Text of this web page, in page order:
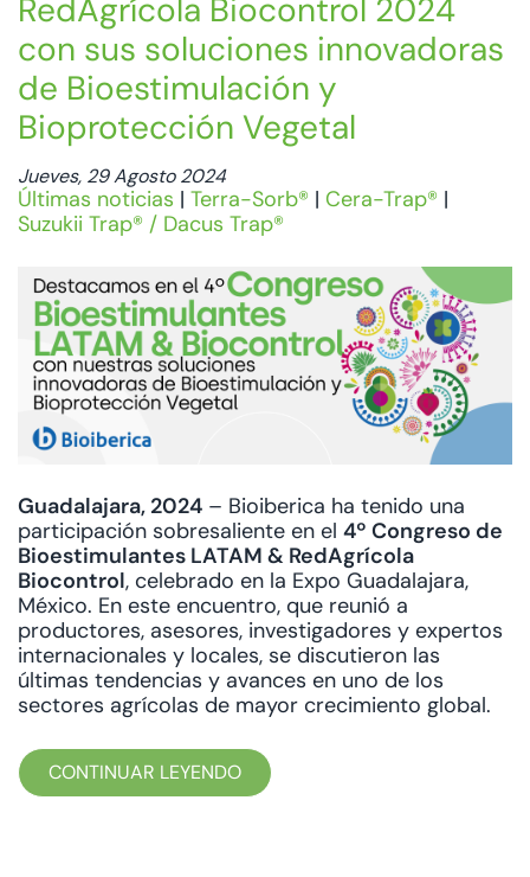
RedAgrícola Biocontrol 2024
con sus soluciones innovadoras
de Bioestimulación y
Bioprotección Vegetal
Jueves, 29 Agosto 2024
Últimas noticias | Terra-Sorb® | Cera-Trap® |
Suzukii Trap® / Dacus Trap®
Guadalajara, 2024 – Bioiberica ha tenido una
participación sobresaliente en el 4º Congreso de
Bioestimulantes LATAM & RedAgrícola
Biocontrol, celebrado en la Expo Guadalajara,
México. En este encuentro, que reunió a
productores, asesores, investigadores y expertos
internacionales y locales, se discutieron las
últimas tendencias y avances en uno de los
sectores agrícolas de mayor crecimiento global.
CONTINUAR LEYENDO